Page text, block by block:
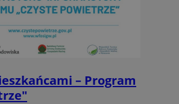
– Program